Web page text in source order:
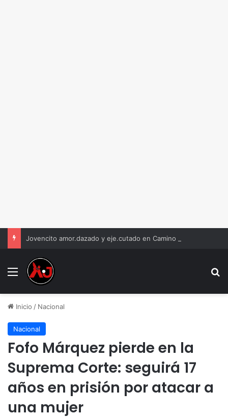
Jovencito amor.dazado y eje.cutado en Camino Real
Menu
Inicio / Nacional
Nacional
Fofo Márquez pierde en la
Suprema Corte: seguirá 17
años en prisión por atacar a
una mujer